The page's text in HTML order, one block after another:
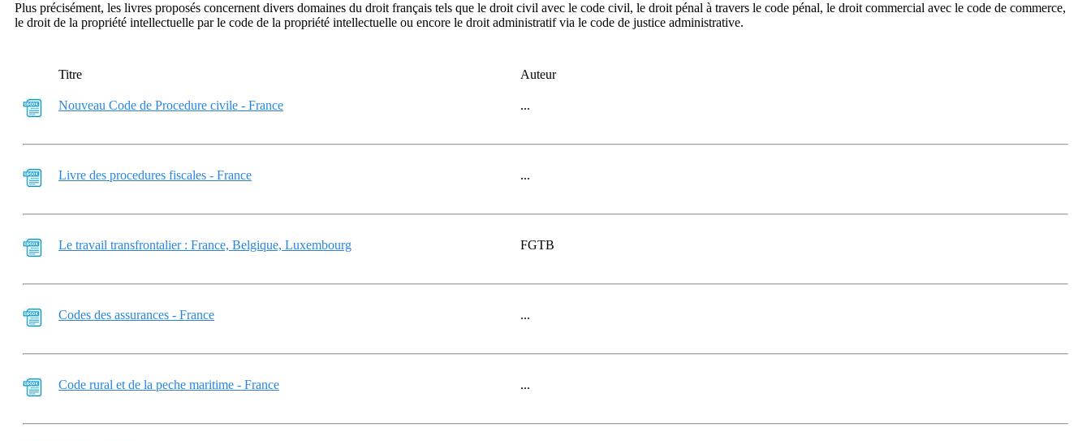
Plus précisément, les livres proposés concernent divers domaines du droit français tels que le droit civil avec le code civil, le droit pénal à travers le code pénal, le droit commercial avec le code de commerce,
le droit de la propriété intellectuelle par le code de la propriété intellectuelle ou encore le droit administratif via le code de justice administrative.
Titre Auteur
Nouveau Code de Procedure civile - France ...
Livre des procedures fiscales - France ...
Le travail transfrontalier : France, Belgique, Luxembourg FGTB
Codes des assurances - France ...
Code rural et de la peche maritime - France ...